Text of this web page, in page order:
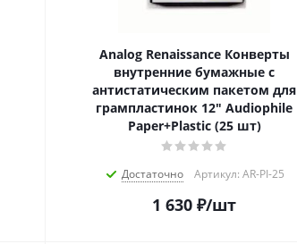
Analog Renaissance Конверты
внутренние бумажные с
антистатическим пакетом для
грампластинок 12" Audiophile
Paper+Plastic (25 шт)
Достаточно Артикул: AR-PI-25
1 630 ₽/шт